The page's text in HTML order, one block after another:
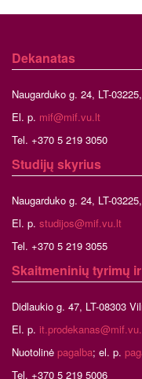
Dekanatas
Naugarduko g. 24, LT-
El. p. mif@mif.vu.lt
Tel. +370 5 219 3050
Studijų skyrius
Naugarduko g. 24, LT-
El. p. studijos@mif.vu.lt
Tel. +370 5 219 3055
Skaitmeninių tyrimų
Didlaukio g. 47, LT-08303
El. p.
Nuotolinė pagalba; el. p.
Tel. +370 5 219 5006